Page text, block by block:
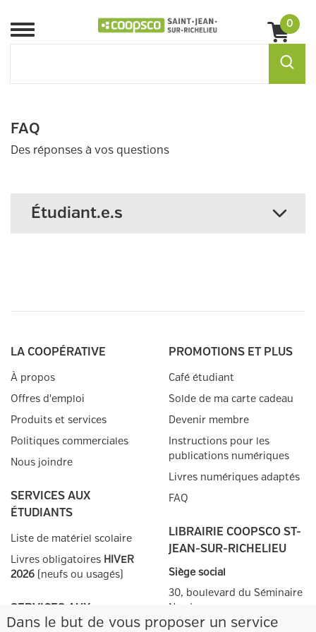
Menu
0
Dans le but de vous proposer un service
FAQ
Des réponses à vos questions
Étudiant.e.s
LA COOPÉRATIVE
À propos
Offres d'emploi
Produits et services
Politiques commerciales
Nous joindre
SERVICES AUX
ÉTUDIANTS
Liste de matériel scolaire
Livres obligatoires HIVER
2026 (neufs ou usagés)
SERVICES AUX
ENSEIGNANTS
PROMOTIONS ET PLUS
Café étudiant
Solde de ma carte cadeau
Devenir membre
Instructions pour les
publications numériques
Livres numériques adaptés
FAQ
LIBRAIRIE COOPSCO ST-
JEAN-SUR-RICHELIEU
Siège social
30, boulevard du Séminaire
Nord
Saint-Jean-sur-Richelieu,